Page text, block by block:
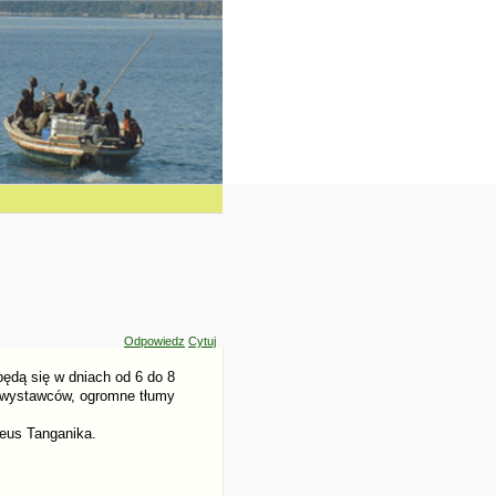
Odpowiedz Cytuj
się w dniach od 6 do 8
ogromne tłumy
Tanganika.